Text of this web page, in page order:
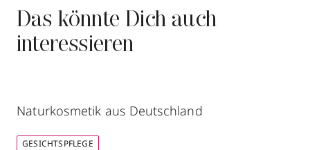
Das könnte Dich auch
interessieren
Naturkosmetik aus Deutschland
GESICHTSPFLEGE